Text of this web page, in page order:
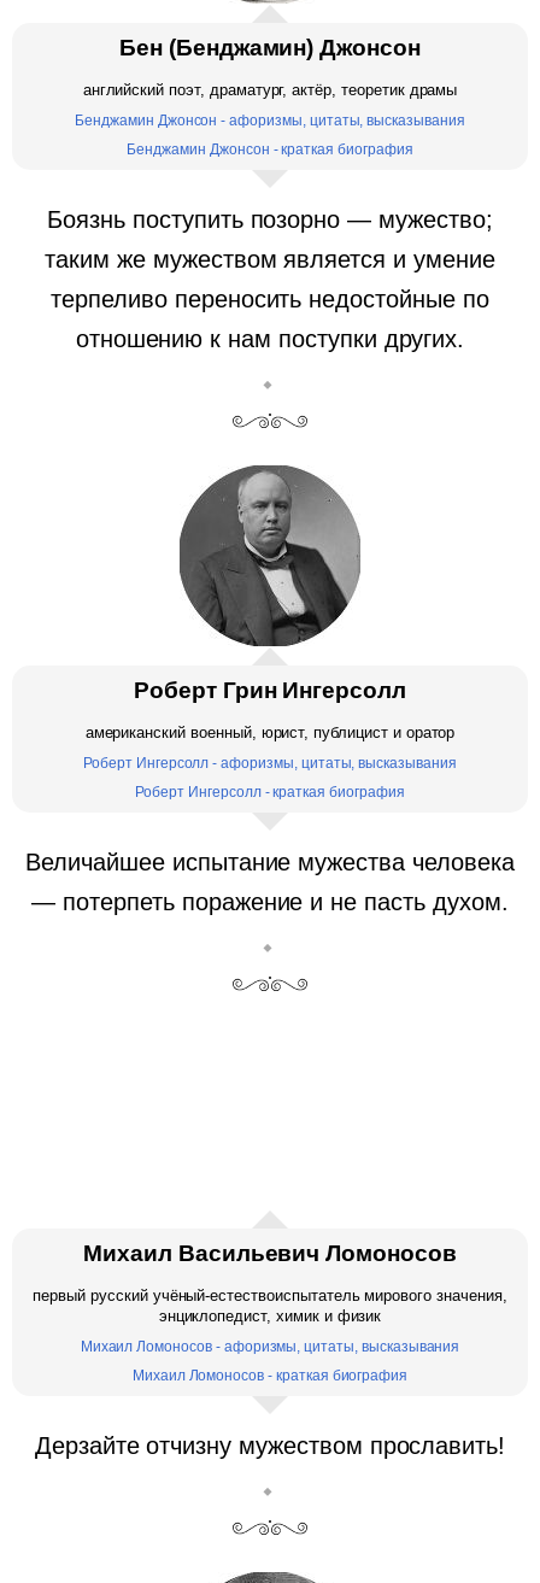
Бен (Бенджамин) Джонсон
английский поэт, драматург, актёр, теоретик драмы
Бенджамин Джонсон - афоризмы, цитаты, высказывания
Бенджамин Джонсон - краткая биография
Боязнь поступить позорно — мужество;
таким же мужеством является и умение
терпеливо переносить недостойные по
отношению к нам поступки других.
Роберт Грин Ингерсолл
американский военный, юрист, публицист и оратор
Роберт Ингерсолл - афоризмы, цитаты, высказывания
Роберт Ингерсолл - краткая биография
Величайшее испытание мужества человека
— потерпеть поражение и не пасть духом.
Михаил Васильевич Ломоносов
первый русский учёный-естествоиспытатель мирового значения,
энциклопедист, химик и физик
Михаил Ломоносов - афоризмы, цитаты, высказывания
Михаил Ломоносов - краткая биография
Дерзайте отчизну мужеством прославить!